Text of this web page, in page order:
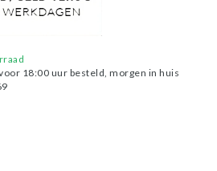
18:00 uur besteld, morgen in huis